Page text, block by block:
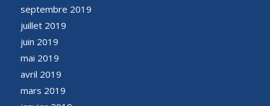
septembre 2019
juillet 2019
juin 2019
mai 2019
avril 2019
mars 2019